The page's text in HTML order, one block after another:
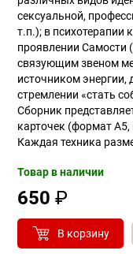
сексуальной,
т.п.); в психотерапии
проявлении Самости
связующим звеном
источником
стремлении «стать
Сборник
карточек (формат
Каждая техника
Товар в наличии
650 ₽
В корзину